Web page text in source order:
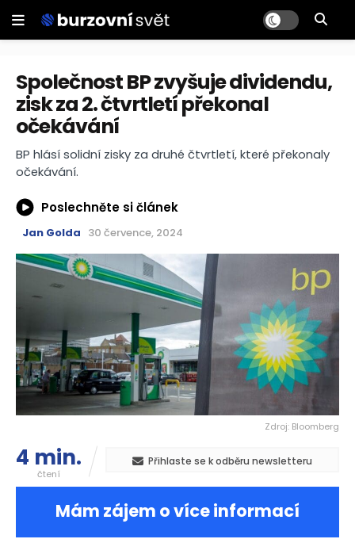
Společnost BP zvyšuje dividendu,
zisk za 2. čtvrtletí překonal
očekávání
BP hlásí solidní zisky za druhé čtvrtletí, které překonaly
očekávání.
Poslechněte si článek
Jan Golda 30 července, 2024
Zdroj: Bloomberg
4 min.
čtení
Přihlaste se k odběru newsletteru
Mám zájem o více informací